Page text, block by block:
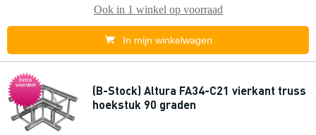
Ook in 1 winkel op voorraad
In mijn winkelwagen
Extra
voordeel
(B-Stock) Altura FA34-C21 vierkant truss
hoekstuk 90 graden